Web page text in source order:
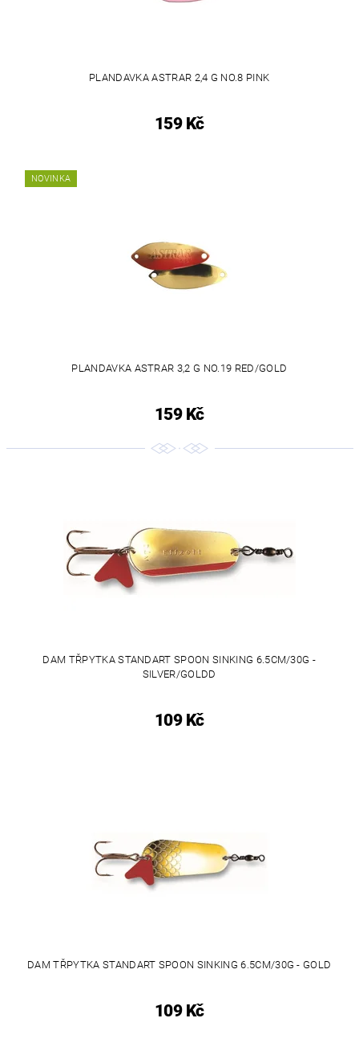
PLANDAVKA ASTRAR 2,4 G NO.8 PINK
159 Kč
NOVINKA
PLANDAVKA ASTRAR 3,2 G NO.19 RED/GOLD
159 Kč
DAM TŘPYTKA STANDART SPOON SINKING 6.5CM/30G -
SILVER/GOLDD
109 Kč
DAM TŘPYTKA STANDART SPOON SINKING 6.5CM/30G - GOLD
109 Kč